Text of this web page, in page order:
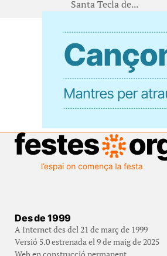
Santa Tecla de...
Des de 1999
A Internet des del 21 de març de 1999
Versió 5.0 estrenada el 9 de maig de 2025